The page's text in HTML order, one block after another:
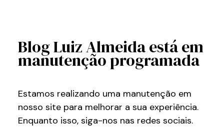
Blog Luiz Almeida está em
manutenção programada
Estamos realizando uma manutenção em
nosso site para melhorar a sua experiência.
Enquanto isso, siga-nos nas redes sociais.